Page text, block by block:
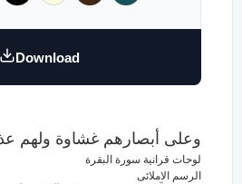
Download
وعلى أبصارهم غشاوة ولهم
لوحات قرانية سورة البقرة
الرسم الاملائى